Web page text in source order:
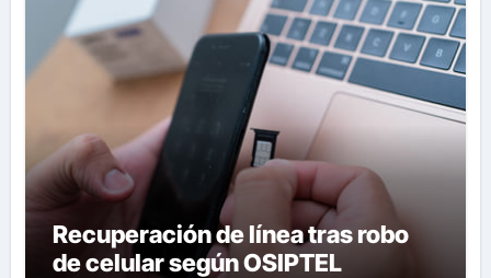
Recuperación de línea tras robo
de celular según OSIPTEL